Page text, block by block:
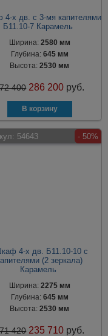
4-х дв. с 3-мя капителями
Б11.10-7 Карамель
Ширина: 2580 мм
Глубина: 645 мм
Высота:2530 мм
400 286 200 руб.
54643 - 50%
4-х дв. Б11.10-10 с
(2 зеркала)
Карамель
Ширина: 2275 мм
Глубина: 645 мм
Высота:2530 мм
420 235 710 руб.